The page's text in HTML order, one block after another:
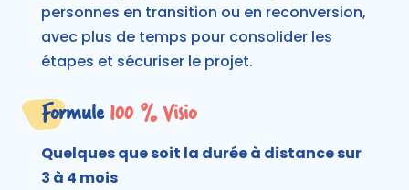
personnes en transition ou en reconversion,
avec plus de temps pour consolider les
étapes et sécuriser le projet.
Formule100 % Visio
Quelques que soit la durée à distance sur
3 à 4 mois